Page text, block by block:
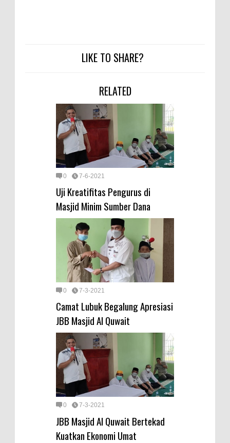
LIKE TO SHARE?
RELATED
0 7-6-2021
Uji Kreatifitas Pengurus di
Masjid Minim Sumber Dana
0 7-3-2021
Camat Lubuk Begalung Apresiasi
JBB Masjid Al Quwait
0 7-3-2021
JBB Masjid Al Quwait Bertekad
Kuatkan Ekonomi Umat